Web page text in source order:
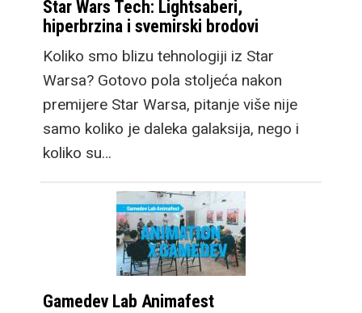
Star Wars Tech: Lightsaberi,
hiperbrzina i svemirski brodovi
Koliko smo blizu tehnologiji iz Star
Warsa? Gotovo pola stoljeća nakon
premijere Star Warsa, pitanje više nije
samo koliko je daleka galaksija, nego i
koliko su…
Gamedev Lab Animafest